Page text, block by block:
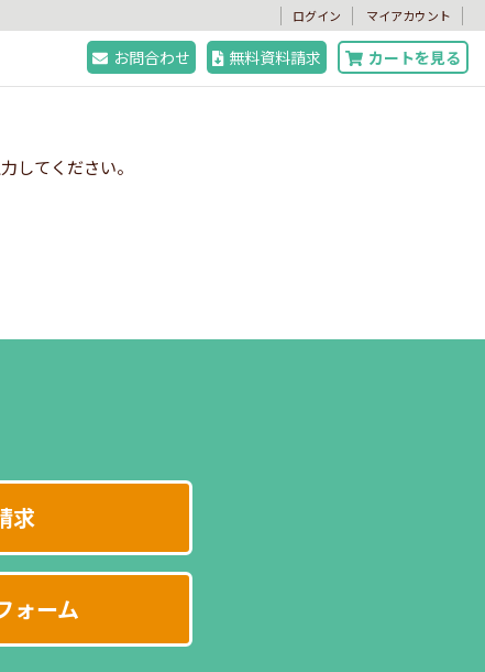
ログイン マイアカウント
お問合わせ 無料資料請求 カートを見る
してください。
求
ォーム